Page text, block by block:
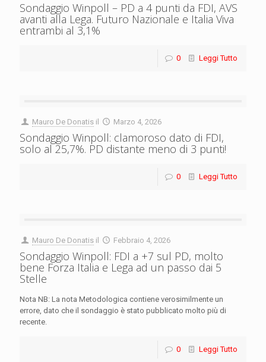
Sondaggio Winpoll – PD a 4 punti da FDI, AVS
avanti alla Lega. Futuro Nazionale e Italia Viva
entrambi al 3,1%
0 Leggi Tutto
Mauro De Donatis il Marzo 4, 2026
Sondaggio Winpoll: clamoroso dato di FDI,
solo al 25,7%. PD distante meno di 3 punti!
0 Leggi Tutto
Mauro De Donatis il Febbraio 4, 2026
Sondaggio Winpoll: FDI a +7 sul PD, molto
bene Forza Italia e Lega ad un passo dai 5
Stelle
Nota NB: La nota Metodologica contiene verosimilmente un
errore, dato che il sondaggio è stato pubblicato molto più di
recente.
0 Leggi Tutto